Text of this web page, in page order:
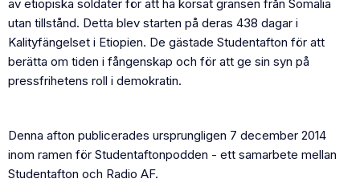
av etiopiska soldater för att ha korsat gränsen från Somalia
utan tillstånd. Detta blev starten på deras 438 dagar i
Kalityfängelset i Etiopien. De gästade Studentafton för att
berätta om tiden i fångenskap och för att ge sin syn på
pressfrihetens roll i demokratin.
Denna afton publicerades ursprungligen 7 december 2014
inom ramen för Studentaftonpodden - ett samarbete mellan
Studentafton och Radio AF.